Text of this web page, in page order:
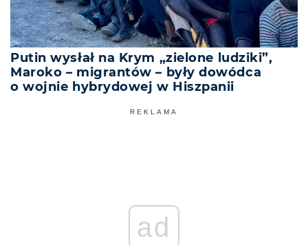
Putin wysłał na Krym „zielone ludziki”,
Maroko – migrantów – były dowódca
o wojnie hybrydowej w Hiszpanii
REKLAMA
ad